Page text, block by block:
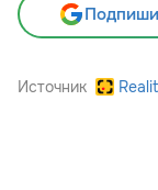
Источник